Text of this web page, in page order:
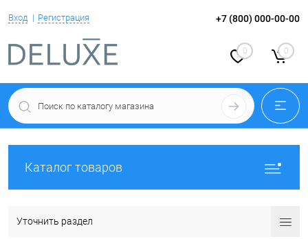
Вход Регистрация +7 (800) 000-00-00
0 0
Каталог товаров
Уточнить раздел